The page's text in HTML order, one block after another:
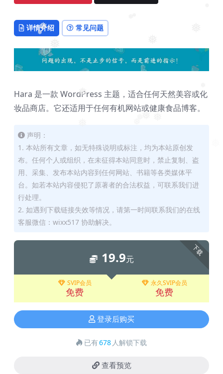
❅
❅ ❅
❅ ❅
❅
详情介绍 常见问题
Hara 是一款 WordPress 主题，适合任何天然美容或化
妆品商店。它还适用于任何有机网站或健康食品博客。
声明：
1. 本站所有文章，如无特殊说明或标注，均为本站原创发
布。任何个人或组织，在未征得本站同意时，禁止复制、盗
用、采集、发布本站内容到任何网站、书籍等各类媒体平
台。如若本站内容侵犯了原著者的合法权益，可联系我们进
行处理。
2. 如遇到下载链接失效等情况，请第一时间联系我们的在线
客服微信：wixx517 协助解决。
下载
19.9元
SVIP会员
免费
永久SVIP会员
免费
登录后购买
已有678 人解锁下载
查看预览